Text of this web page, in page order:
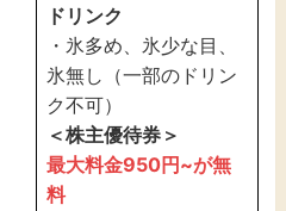
ドリンク
・氷多め、氷少な目、
氷無し（一部のドリン
ク不可）
＜株主優待券＞
最大料金950円~が無
料